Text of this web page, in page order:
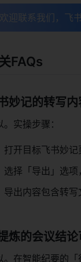
欢迎联系我们，飞
FAQs
妙记的转写内
。实操步骤：
打开目标飞书妙
选择「导出」选
导出内容包含转
炼的会议结论
。在智能纪要的